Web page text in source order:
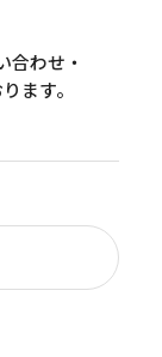
合わせ・
ます。